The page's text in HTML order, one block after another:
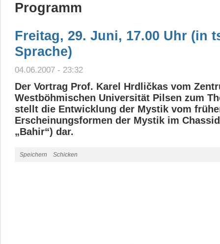
Programm
Freitag, 29. Juni, 17.00 Uhr (in
Sprache)
04.06.2007 - 23:32
Der Vortrag Prof. Karel Hrdličkas vom
Westböhmischen Universität Pilsen zum
stellt die Entwicklung der Mystik vom
Erscheinungsformen der Mystik im
„Bahir“) dar.
Speichern Schicken